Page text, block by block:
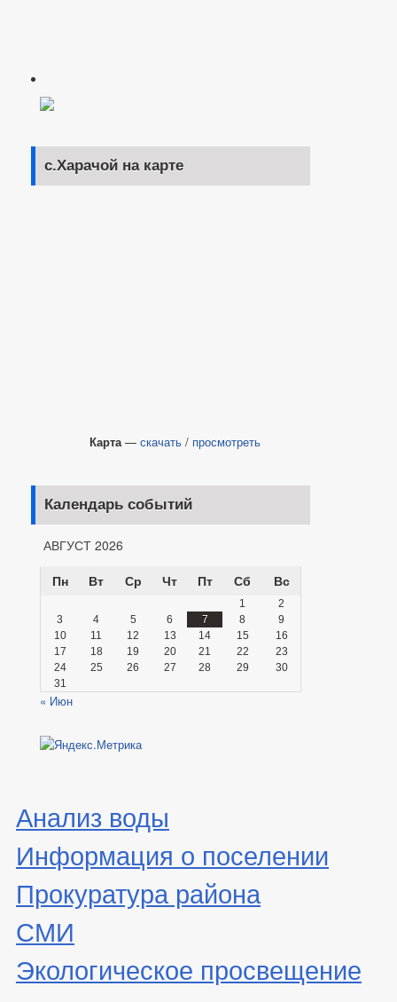
с.Харачой на карте
Карта— скачать / просмотреть
Календарь событий
АВГУСТ 2026
Пн
Вт Ср Чт Пт Сб Вс
1
2
3
4 5 6 7 8
9
10
11 12 13 14 15
16
17
18 19 20 21 22
23
24
25 26 27 28 29
30
31
« Июн
Анализ воды
Информация о поселении
Прокуратура района
СМИ
Экологическое просвещение